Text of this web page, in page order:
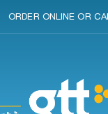
ORDER ONLINE OR